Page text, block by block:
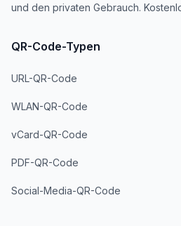
und den privaten Gebrauch.
QR-Code-Typen
URL-QR-Code
WLAN-QR-Code
vCard-QR-Code
PDF-QR-Code
Social-Media-QR-Code